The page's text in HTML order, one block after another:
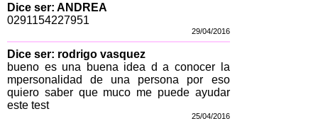
Dice ser: ANDREA
0291154227951
29/04/2016
Dice ser: rodrigo vasquez
bueno es una buena idea d a conocer la
mpersonalidad de una persona por eso
quiero saber que muco me puede ayudar
este test
25/04/2016